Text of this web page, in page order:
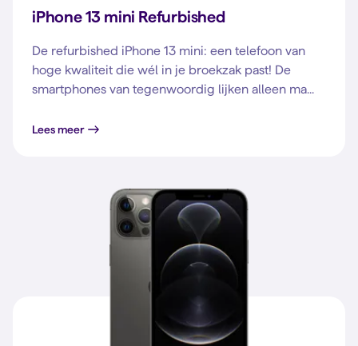
iPhone 13 mini Refurbished
De refurbished iPhone 13 mini: een telefoon van
hoge kwaliteit die wél in je broekzak past! De
smartphones van tegenwoordig lijken alleen ma...
Lees meer